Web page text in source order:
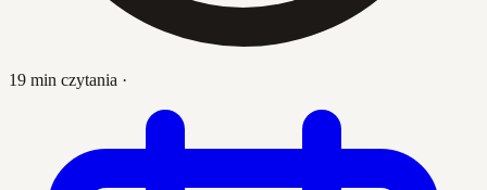
19 min czytania ·